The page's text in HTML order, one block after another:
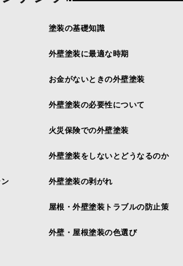
塗装の基礎知識
外壁塗装に最適な時期
お金がないときの外壁塗装
外壁塗装の必要性について
火災保険での外壁塗装
外壁塗装をしないとどうなるのか
外壁塗装の剥がれ
屋根・外壁塗装トラブルの防止策
外壁・屋根塗装の色選び